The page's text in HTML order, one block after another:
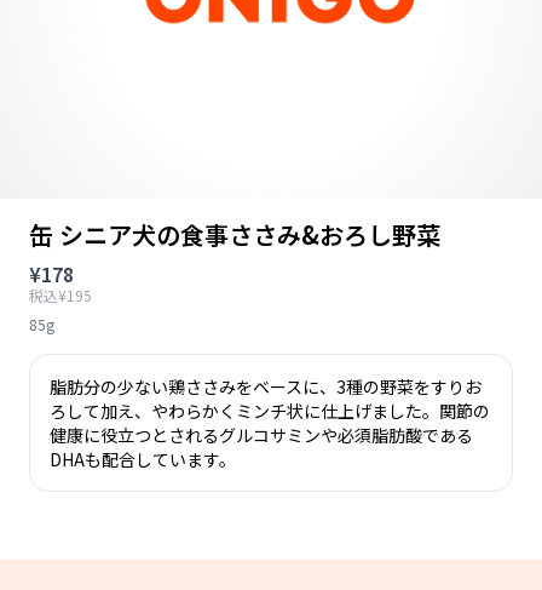
缶 シニア犬の食事ささみ&おろし野菜
¥178
税込¥195
85g
脂肪分の少ない鶏ささみをベースに、3種の野菜をすりお
ろして加え、やわらかくミンチ状に仕上げました。関節の
健康に役立つとされるグルコサミンや必須脂肪酸である
DHAも配合しています。